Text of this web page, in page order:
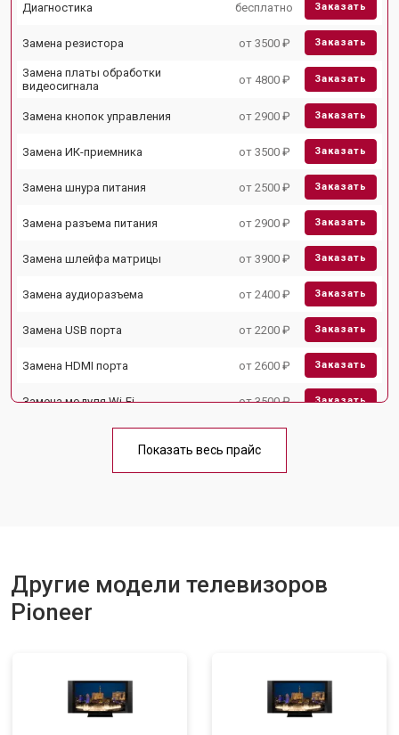
Диагностика бесплатно Заказать
Замена резистора от 3500 ₽ Заказать
Замена платы обработки
видеосигнала
от 4800 ₽ Заказать
Замена кнопок управления от 2900 ₽ Заказать
Замена ИК-приемника от 3500 ₽ Заказать
Замена шнура питания от 2500 ₽ Заказать
Замена разъема питания от 2900 ₽ Заказать
Замена шлейфа матрицы от 3900 ₽ Заказать
Замена аудиоразъема от 2400 ₽ Заказать
Замена USB порта от 2200 ₽ Заказать
Замена HDMI порта от 2600 ₽ Заказать
Замена модуля Wi-Fi от 3500 ₽ Заказать
Ремонт блока управления от 3100 ₽
Прошивка от 3900 ₽ Заказать
Замена трансформаторов
подсветки
Показать весь прайс
Другие модели телевизоров
Pioneer